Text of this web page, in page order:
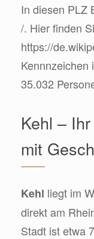
In diesen PLZ
/. Hier finden
https://
Kennnzeichen
35.032
Kehl –
mit
Kehl liegt im
direkt am
Stadt ist etwa